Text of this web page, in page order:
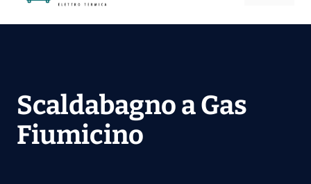
Scaldabagno a Gas
Fiumicino